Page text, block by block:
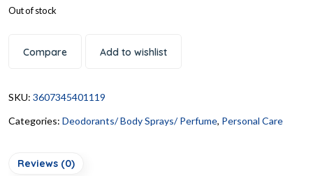
Out of stock
Compare Add to wishlist
SKU: 3607345401119
Categories: Deodorants/ Body Sprays/ Perfume, Personal Care
Reviews (0)